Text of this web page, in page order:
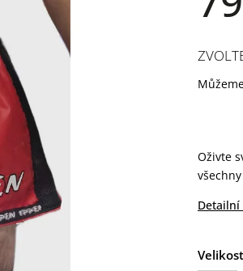
Oživte
Velikost